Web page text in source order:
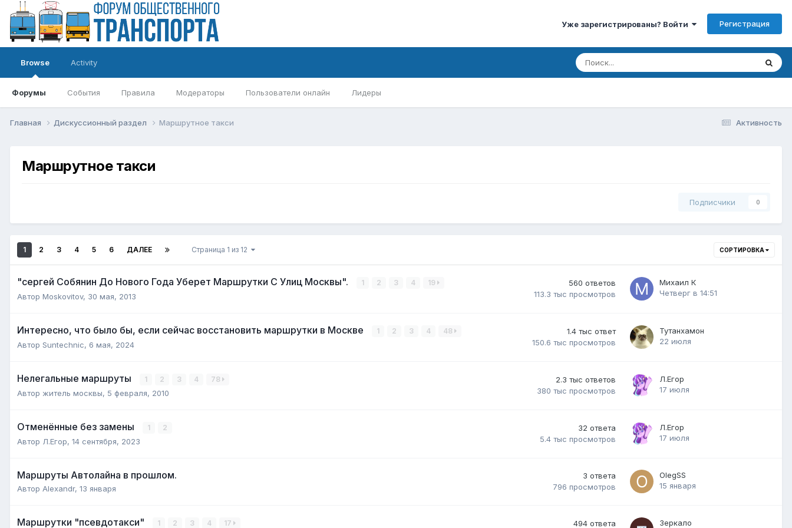
Уже зарегистрированы? Войти Регистрация
Browse
Форумы События Правила Модераторы Пользователи онлайн Лидеры
Activity
Активность
Главная Дискуссионный раздел Маршрутное такси
Маршрутное такси
Подписчики 0
СОРТИРОВКА
1 2 3 4 5 6 ДАЛЕЕ Страница 1 из 12
"сергей Собянин До Нового Года Уберет Маршрутки С Улиц Москвы". 1 2 3 4 19
Автор Moskovitov, 30 мая, 2013
560 ответов
113.3 тыс просмотров
Михаил К
Четверг в 14:51
Интересно, что было бы, если сейчас восстановить маршрутки в Москве 1 2 3 4 48
Автор Suntechnic, 6 мая, 2024
1.4 тыс ответ
150.6 тыс просмотров
Тутанхамон
22 июля
Нелегальные маршруты 1 2 3 4 78
Автор житель москвы, 5 февраля, 2010
2.3 тыс ответов
380 тыс просмотров
Л.Егор
17 июля
Отменённые без замены 1 2
Автор Л.Егор, 14 сентября, 2023
32 ответа
5.4 тыс просмотров
Л.Егор
17 июля
Маршруты Автолайна в прошлом.
Автор Alexandr, 13 января
3 ответа
796 просмотров
OlegSS
15 января
Маршрутки "псевдотакси" 1 2 3 4 17 494 ответа
Зеркало